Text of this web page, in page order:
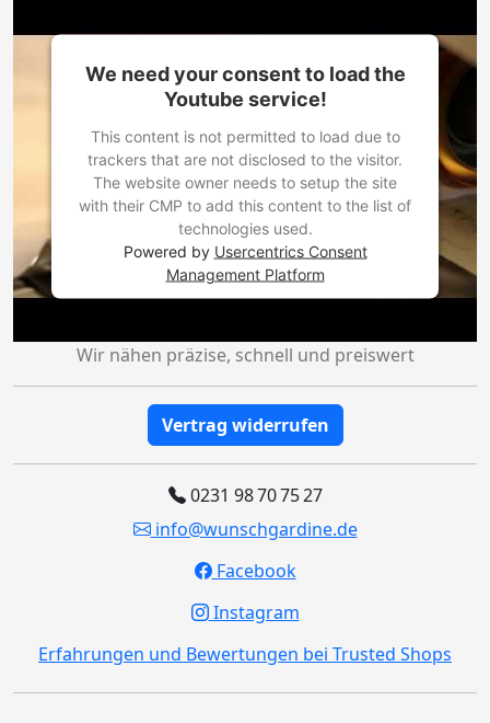
We need your consent to load the
Youtube service!
This content is not permitted to load due to
trackers that are not disclosed to the visitor.
The website owner needs to setup the site
with their CMP to add this content to the list of
technologies used.
Powered by Usercentrics Consent
Management Platform
Wir nähen präzise, schnell und preiswert
Vertrag widerrufen
0231 98 70 75 27
info@wunschgardine.de
Facebook
Instagram
Erfahrungen und Bewertungen bei Trusted Shops